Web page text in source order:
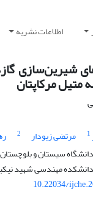
اطلاعات نشریه
شیرین‌سازی
1 مرتضی زیودار 2
سیستان و بلوچستان
مهندسی شهید
10.22034/